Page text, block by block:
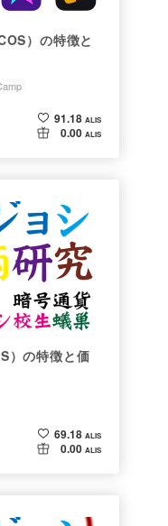
）の特徴と
91.18 ALIS
0.00 ALIS
）の特徴と価
69.18 ALIS
0.00 ALIS